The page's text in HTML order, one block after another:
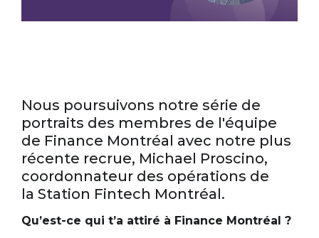
Nous poursuivons notre série de
portraits des membres de l'équipe
de Finance Montréal avec notre plus
récente recrue, Michael Proscino,
coordonnateur des opérations de
la Station Fintech Montréal.
Qu’est-ce qui t’a attiré à Finance Montréal ?